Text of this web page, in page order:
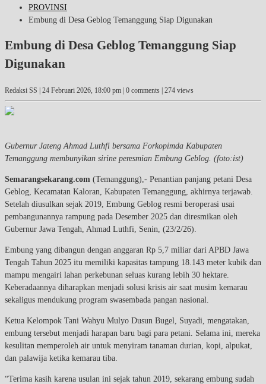
PROVINSI
Embung di Desa Geblog Temanggung Siap Digunakan
Embung di Desa Geblog Temanggung Siap
Digunakan
Redaksi SS | 24 Februari 2026, 18:00 pm | 0 comments | 274 views
Gubernur Jateng Ahmad Luthfi bersama Forkopimda Kabupaten
Temanggung membunyikan sirine peresmian Embung Geblog. (foto:ist)
Semarangsekarang.com (Temanggung),- Penantian panjang petani Desa
Geblog, Kecamatan Kaloran, Kabupaten Temanggung, akhirnya terjawab.
Setelah diusulkan sejak 2019, Embung Geblog resmi beroperasi usai
pembangunannya rampung pada Desember 2025 dan diresmikan oleh
Gubernur Jawa Tengah, Ahmad Luthfi, Senin, (23/2/26).
Embung yang dibangun dengan anggaran Rp 5,7 miliar dari APBD Jawa
Tengah Tahun 2025 itu memiliki kapasitas tampung 18.143 meter kubik dan
mampu mengairi lahan perkebunan seluas kurang lebih 30 hektare.
Keberadaannya diharapkan menjadi solusi krisis air saat musim kemarau
sekaligus mendukung program swasembada pangan nasional.
Ketua Kelompok Tani Wahyu Mulyo Dusun Bugel, Suyadi, mengatakan,
embung tersebut menjadi harapan baru bagi para petani. Selama ini, mereka
kesulitan memperoleh air untuk menyiram tanaman durian, kopi, alpukat,
dan palawija ketika kemarau tiba.
“Terima kasih karena usulan ini sejak tahun 2019, sekarang embung sudah